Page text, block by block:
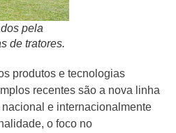
pela
de tratores.
produtos e tecnologias
recentes são a nova linha
e internacionalmente
o foco no